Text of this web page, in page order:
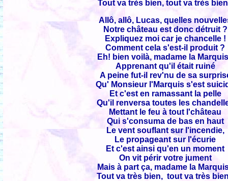
Tout va très bien, tout va très
Allô, allô, Lucas, quelles
Notre château est donc détruit ?
Expliquez moi car je chancelle !
Comment cela s'est-il produit ?
Eh! bien voilà, madame la
Apprenant qu'il était ruiné
A peine fut-il rev'nu de sa
Qu' Monsieur l'Marquis s'est
Et c'est en ramassant la pelle
Qu'il renversa toutes les
Mettant le feu à tout l'château
Qui s'consuma de bas en haut
Le vent souflant sur l'incendie,
Le propageant sur l'écurie
Et c'est ainsi qu'en un moment
On vit périr votre jument
Mais à part ça, madame la
Tout va très bien, tout va très